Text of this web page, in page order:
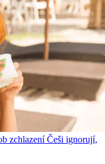
zchlazení Češi ignorují,